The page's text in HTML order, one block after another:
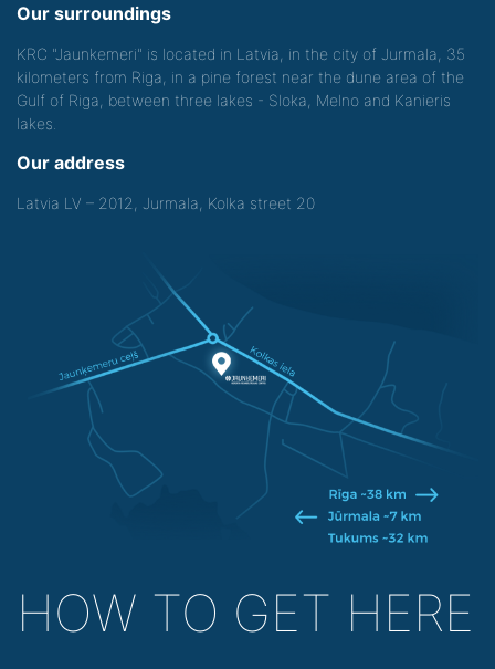
Our surroundings
KRC "Jaunkemeri" is located in Latvia, in the city of Jurmala, 35
kilometers from Riga, in a pine forest near the dune area of the
Gulf of Riga, between three lakes - Sloka, Melno and Kanieris
lakes.
Our address
Latvia LV – 2012, Jurmala, Kolka street 20
HOW TO GET HERE